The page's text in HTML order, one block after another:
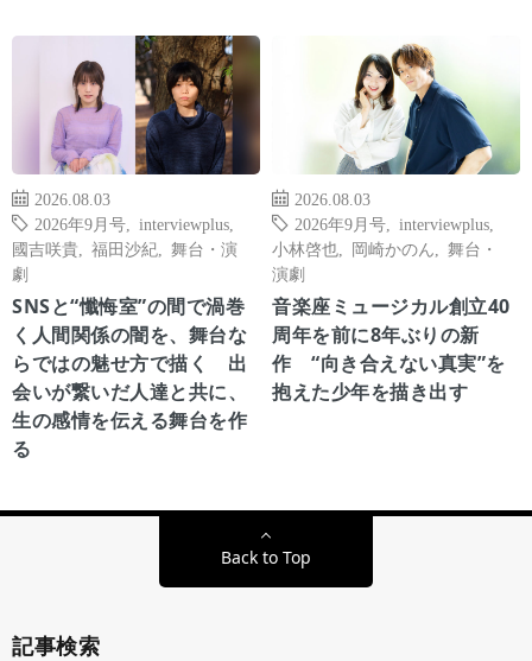
2026.08.03
2026年9月号
interviewplus
國吉咲貴
福田沙紀
舞台・演
劇
SNSと“懺悔室”の間で渦巻
く人間関係の闇を、舞台な
らではの魅せ方で描く 出
会いが繋いだ人達と共に、
生の感情を伝える舞台を作
る
2026.08.03
2026年9月号
interviewplus
小林啓也
岡崎かのん
舞台・
演劇
音楽座ミュージカル創立40
周年を前に8年ぶりの新
作 “向き合えない真実”を
抱えた少年を描き出す
Back to Top
記事検索